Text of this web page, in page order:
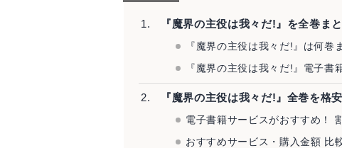
『魔界の主役は我々だ!』を全巻ま
『魔界の主役は我々だ!』は何巻
『魔界の主役は我々だ!』電子書
『魔界の主役は我々だ!』全巻を格
電子書籍サービスがおすすめ！
おすすめサービス・購入金額 比